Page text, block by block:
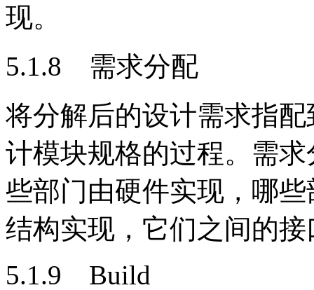
现。
5.1.8 需求分配
将分解后的设计需求指
计模块规格的过程。需
些部门由硬件实现，哪
结构实现，它们之间的
5.1.9 Build